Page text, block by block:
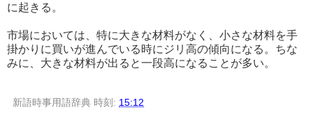
に起きる。
市場においては、特に大きな材料がなく、小さな材料を手
掛かりに買いが進んでいる時にジリ高の傾向になる。ちな
みに、大きな材料が出ると一段高になることが多い。
新語時事用語辞典 時刻: 15:12